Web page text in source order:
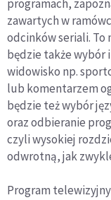
programach,
zawartych w
odcinków seriali. To
będzie także wybór
widowisko np.
lub komentarzem
będzie też wybór
oraz odbieranie
czyli wysokiej
odwrotną, jak
Program